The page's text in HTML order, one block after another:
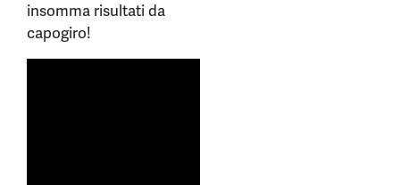
insomma risultati da
capogiro!